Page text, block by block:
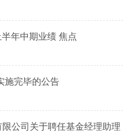
年中期业绩 焦点
施完毕的公告
公司关于聘任基金经理助理